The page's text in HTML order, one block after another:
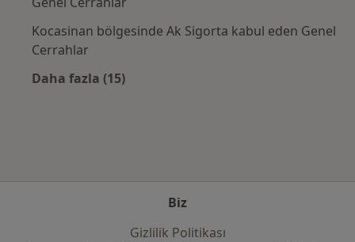
Kocasinan bölgesinde Ak Sigorta kabul eden Genel
Cerrahlar
Daha fazla (15)
Biz
Gizlilik Politikası